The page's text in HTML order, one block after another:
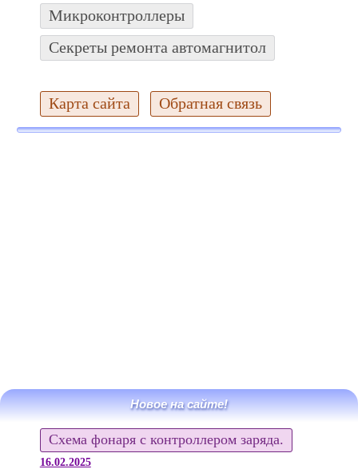
Микроконтроллеры
Секреты ремонта автомагнитол
Карта сайта Обратная связь
Новое на сайте!
Схема фонаря с контроллером заряда.
16.02.2025